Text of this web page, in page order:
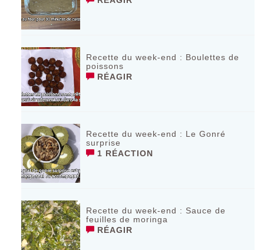
Recette du week-end : Boulettes de
poissons
RÉAGIR
Recette du week-end : Le Gonré
surprise
1 RÉACTION
Recette du week-end : Sauce de
feuilles de moringa
RÉAGIR